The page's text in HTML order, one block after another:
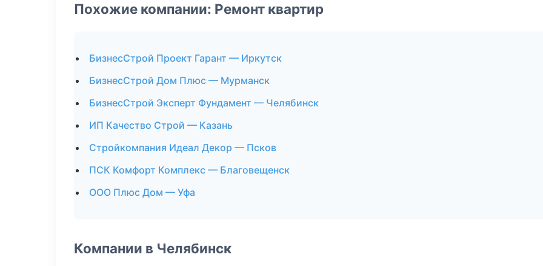
Похожие компании: Ремонт квартир
БизнесСтрой Проект Гарант — Иркутск
БизнесСтрой Дом Плюс — Мурманск
БизнесСтрой Эксперт Фундамент — Челябинск
ИП Качество Строй — Казань
Стройкомпания Идеал Декор — Псков
ПСК Комфорт Комплекс — Благовещенск
ООО Плюс Дом — Уфа
Компании в Челябинск